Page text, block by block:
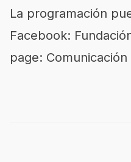
La programación
Facebook:
page: Comunicación